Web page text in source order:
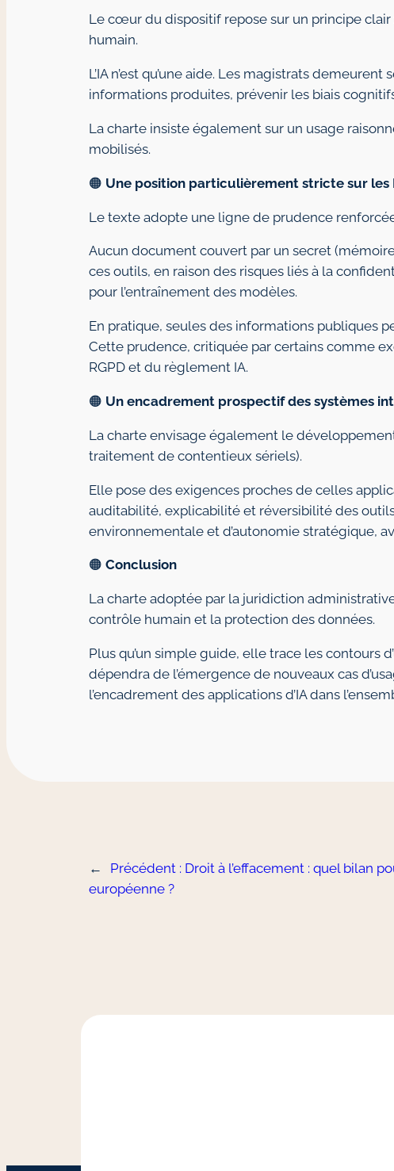
Le cœur du dispositif repose sur un principe
humain.
L’IA n’est qu’une aide. Les magistrats
informations produites, prévenir les biais
La charte insiste également sur un usage
mobilisés.
🟠 Une position particulièrement stricte sur les
Le texte adopte une ligne de prudence
Aucun document couvert par un secret
ces outils, en raison des risques liés à la
pour l’entraînement des modèles.
En pratique, seules des informations publiques
Cette prudence, critiquée par certains comme
RGPD et du règlement IA.
🟠 Un encadrement prospectif des systèmes
La charte envisage également le
traitement de contentieux sériels).
Elle pose des exigences proches de celles
auditabilité, explicabilité et réversibilité des
environnementale et d’autonomie stratégique,
🟠 Conclusion
La charte adoptée par la juridiction
contrôle humain et la protection des données.
Plus qu’un simple guide, elle trace les contours
dépendra de l’émergence de nouveaux cas
l’encadrement des applications d’IA dans
← Précédent : Droit à l’effacement : quel bilan
européenne ?